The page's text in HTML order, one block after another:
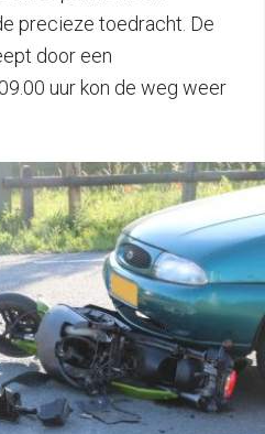
precieze toedracht. De
door een
uur kon de weg weer